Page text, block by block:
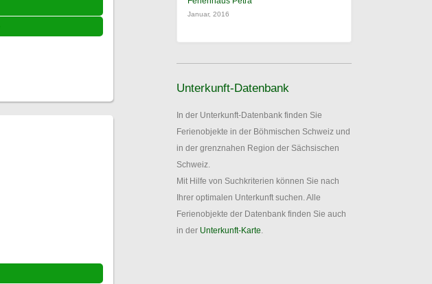
Januar, 2016
Unterkunft-Datenbank
In der Unterkunft-Datenbank finden Sie
Ferienobjekte in der Böhmischen Schweiz und
in der grenznahen Region der Sächsischen
Schweiz.
Mit Hilfe von Suchkriterien können Sie nach
Ihrer optimalen Unterkunft suchen. Alle
Ferienobjekte der Datenbank finden Sie auch
in der Unterkunft-Karte.